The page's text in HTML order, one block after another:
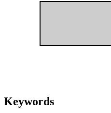
Keywords